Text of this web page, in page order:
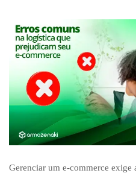
Gerenciar um e-commerce exige